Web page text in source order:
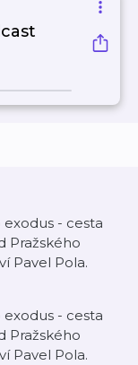
- cesta
Pražského
Pavel Pola.
- cesta
Pražského
Pavel Pola.